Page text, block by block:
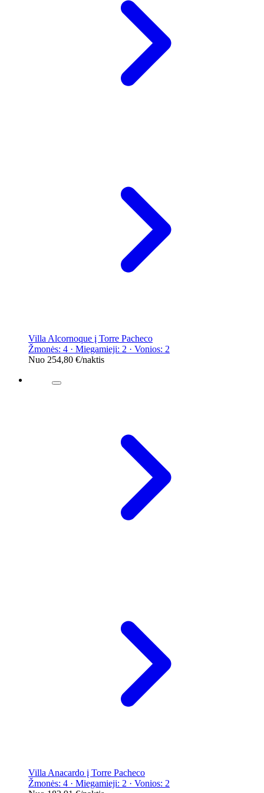
Villa Alcornoque į Torre Pacheco
Žmonės: 4 · Miegamieji: 2 · Vonios: 2
Nuo 254,80 €/naktis
Villa Anacardo į Torre Pacheco
Žmonės: 4 · Miegamieji: 2 · Vonios: 2